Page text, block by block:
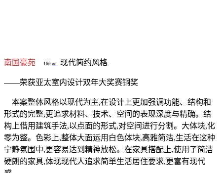
南国豪苑 160 ㎡ 现代简约风格
——荣获亚太室内设计双年大奖赛铜奖
本案整体风格以现代为主,在设计上更加强调功能、结构和
形式的完整,更追求材料、技术、空间的表现深度与精确。结
构上借用建筑手法,以点面的形式,对空间进行分割。大体块,化
零为整。色彩上,整体大面运用白色体块,高雅简洁,生活在这种
宁静氛围中,更容易达到精神放松。在家具搭配上,使用了简洁
硬朗的家具,体现现代人追求简单生活居住要求,更富有现代